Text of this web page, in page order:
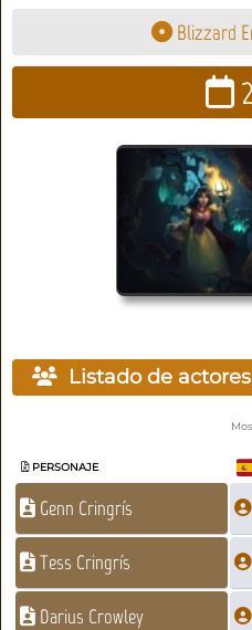
Blizzard
Listado de
PERSONAJE
Genn Cringrís
Tess Cringrís
Darius Crowley